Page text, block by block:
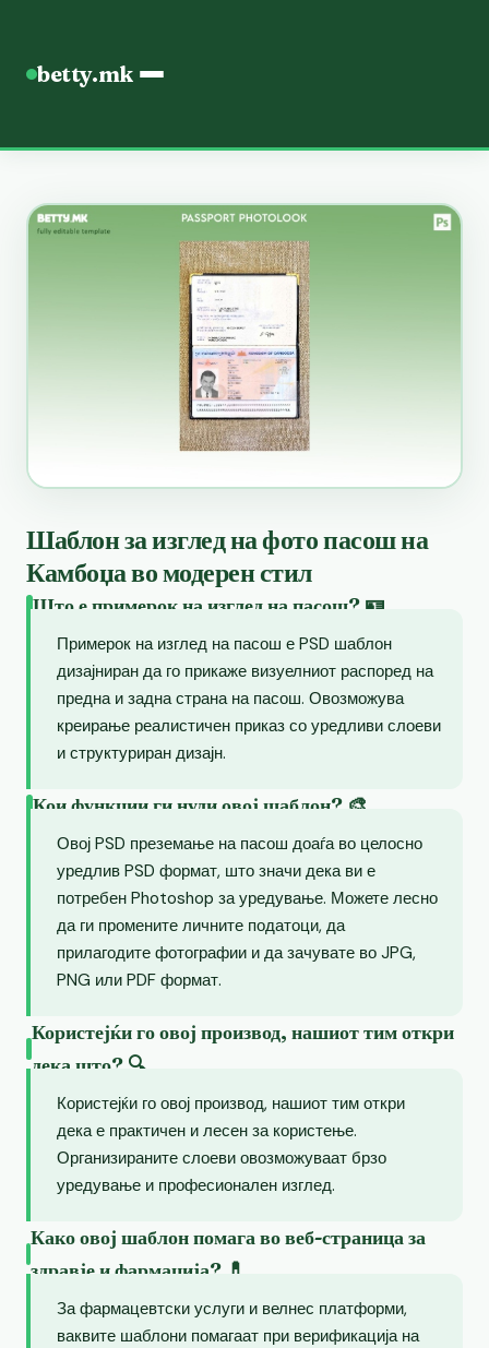
betty.mk
Шаблон за изглед на фото пасош на
Камбоџа во модерен стил
Што е примерок на изглед на пасош? 🪪
Примерок на изглед на пасош е PSD шаблон
дизајниран да го прикаже визуелниот распоред на
предна и задна страна на пасош. Овозможува
креирање реалистичен приказ со уредливи слоеви
и структуриран дизајн.
Кои функции ги нуди овој шаблон? 🎨
Овој PSD преземање на пасош доаѓа во целосно
уредлив PSD формат, што значи дека ви е
потребен Photoshop за уредување. Можете лесно
да ги промените личните податоци, да
прилагодите фотографии и да зачувате во JPG,
PNG или PDF формат.
Користејќи го овој производ, нашиот тим откри
дека што? 🔍
Користејќи го овој производ, нашиот тим откри
дека е практичен и лесен за користење.
Организираните слоеви овозможуваат брзо
уредување и професионален изглед.
Како овој шаблон помага во веб-страница за
здравје и фармација? 💊
За фармацевтски услуги и велнес платформи,
ваквите шаблони помагаат при верификација на